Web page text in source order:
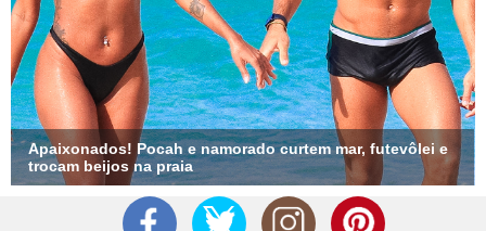
Apaixonados! Pocah e namorado curtem mar, futevôlei e
trocam beijos na praia